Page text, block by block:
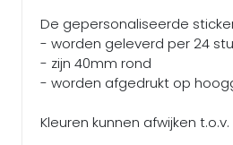
De gepersonaliseerde
- worden geleverd per 24
- zijn 40mm rond
- worden afgedrukt op
Kleuren kunnen afwijken